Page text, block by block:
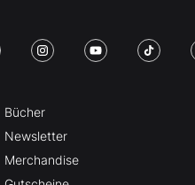
Bücher
Newsletter
Merchandise